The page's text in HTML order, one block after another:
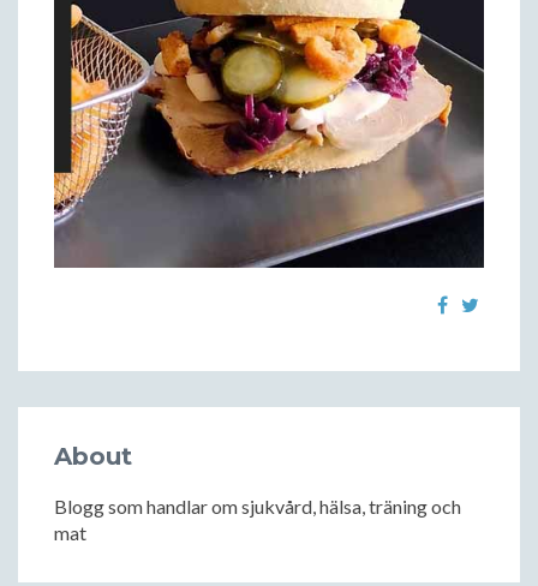
About
Blogg som handlar om sjukvård, hälsa, träning och
mat